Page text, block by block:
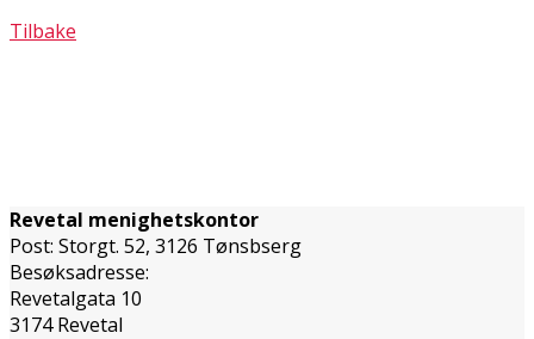
Tilbake
Revetal menighetskontor
Post: Storgt. 52, 3126 Tønsbserg
Besøksadresse:
Revetalgata 10
3174 Revetal